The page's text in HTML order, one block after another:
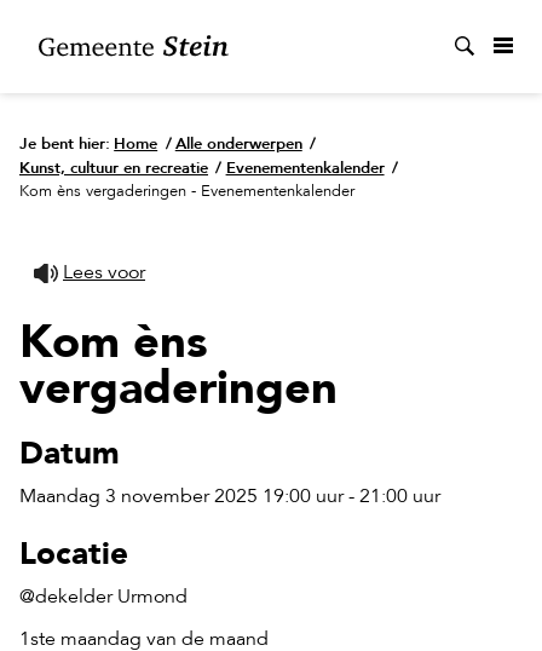
Je bent hier: Home / Alle onderwerpen /
Kunst, cultuur en recreatie / Evenementenkalender /
Kom èns vergaderingen - Evenementenkalender
Lees voor
Kom èns
vergaderingen
Datum
Maandag 3 november 2025 19:00 uur - 21:00 uur
Locatie
@dekelder Urmond
1ste maandag van de maand